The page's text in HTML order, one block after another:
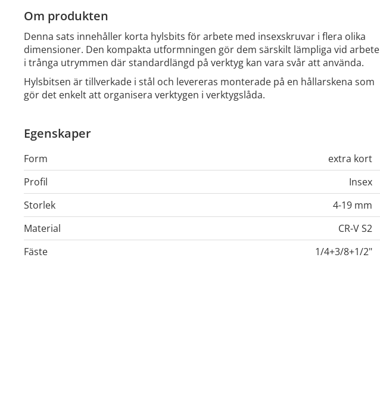
Om produkten
Denna sats innehåller korta hylsbits för arbete med insexskruvar i flera olika
dimensioner. Den kompakta utformningen gör dem särskilt lämpliga vid arbete
i trånga utrymmen där standardlängd på verktyg kan vara svår att använda.
Hylsbitsen är tillverkade i stål och levereras monterade på en hållarskena som
gör det enkelt att organisera verktygen i verktygslåda.
Egenskaper
Form
extra kort
Profil
Insex
Storlek
4-19 mm
Material
CR-V S2
Fäste
1/4+3/8+1/2"